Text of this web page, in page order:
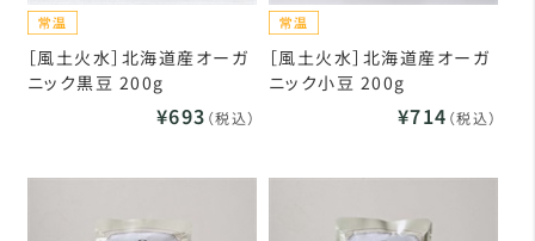
［風土火水］北海道産オーガ
ニック黒豆 200g
¥693 （税込）
［風土火水］北海道産オーガ
ニック小豆 200g
¥714 （税込）